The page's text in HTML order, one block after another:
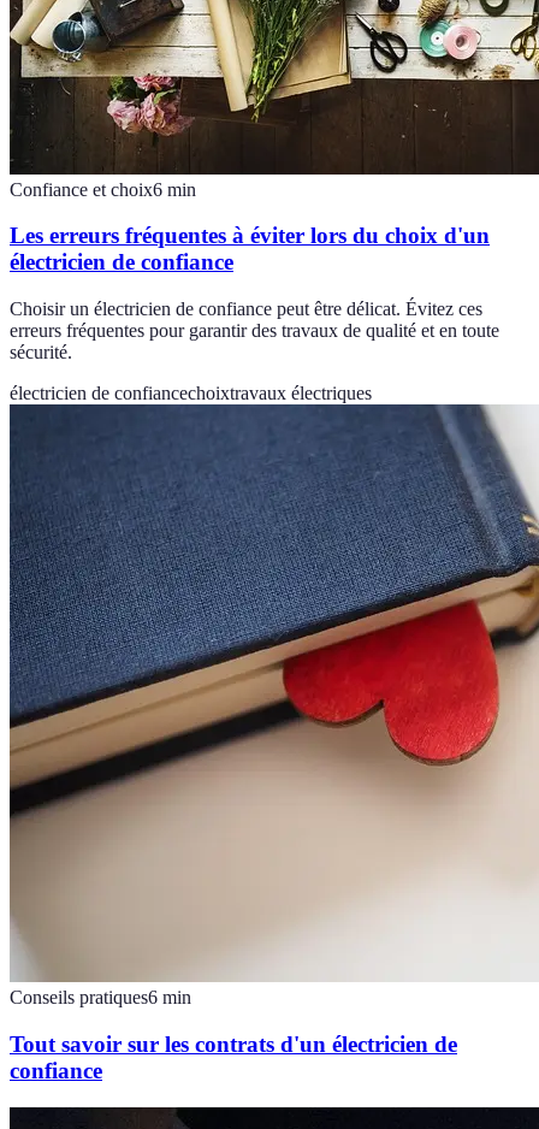
Confiance et choix6 min
Les erreurs fréquentes à éviter lors du choix d'un
électricien de confiance
Choisir un électricien de confiance peut être délicat. Évitez ces
erreurs fréquentes pour garantir des travaux de qualité et en toute
sécurité.
électricien de confiancechoixtravaux électriques
Conseils pratiques6 min
Tout savoir sur les contrats d'un électricien de
confiance